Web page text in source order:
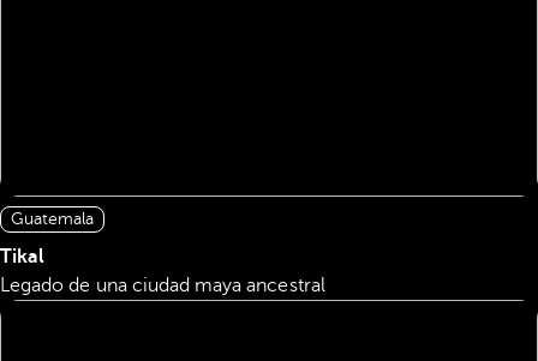
Guatemala
Tikal
Legado de una ciudad maya ancestral